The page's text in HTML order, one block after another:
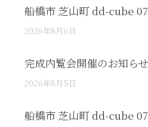
船橋市 芝山町 dd-cube
2026年8月6日
完成内覧会開催のお知ら
2026年8月5日
船橋市 芝山町 dd-cube